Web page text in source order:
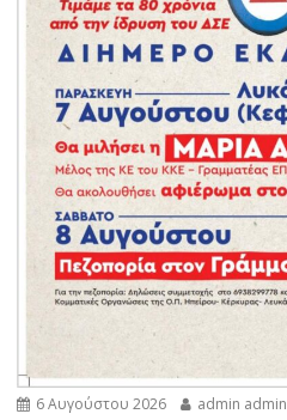
6 Αυγούστου 2026 admin admin